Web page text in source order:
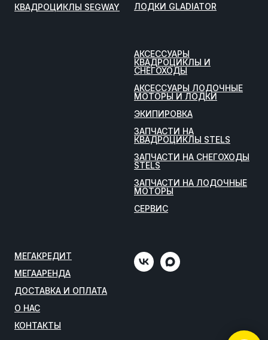
КВАДРОЦИКЛЫ SEGWAY
ЛОДКИ GLADIATOR
АКСЕССУАРЫ
КВАДРОЦИКЛЫ И
СНЕГОХОДЫ
АКСЕССУАРЫ ЛОДОЧНЫЕ
МОТОРЫ И ЛОДКИ
ЭКИПИРОВКА
ЗАПЧАСТИ НА
КВАДРОЦИКЛЫ STELS
ЗАПЧАСТИ НА СНЕГОХОДЫ
STELS
ЗАПЧАСТИ НА ЛОДОЧНЫЕ
МОТОРЫ
СЕРВИС
МЕГАКРЕДИТ
МЕГААРЕНДА
ДОСТАВКА И ОПЛАТА
О НАС
КОНТАКТЫ